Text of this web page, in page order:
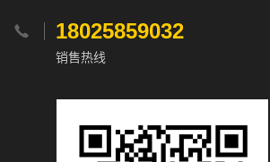
 18025859032
销售热线